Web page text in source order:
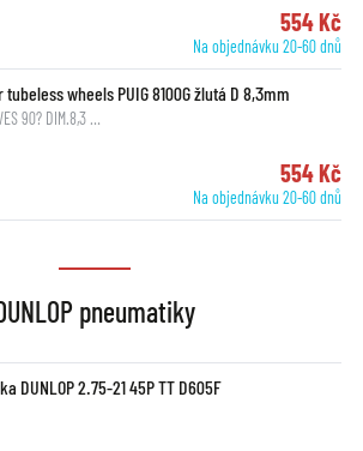
554 Kč
Na objednávku 20-60 dnů
wheels PUIG 8100G žlutá D 8,3mm
90? DIM.8,3 …
554 Kč
Na objednávku 20-60 dnů
pneumatiky
DUNLOP 2.75-21 45P TT D605F